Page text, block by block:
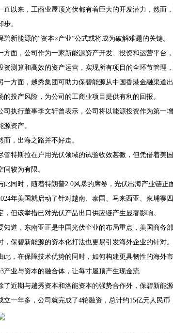
直以来，工商业屋顶光伏都有着巨大的开发潜力，然而
步。
碧新能源的“资本×产业”公式或将成为破解难题的关键。
方面，公司作为一家新能源资产开发、投资和运营平台
资测算和高效的资产运营，实现所有项目的全环节管理
一方面，越秀集团可助力保碧能源从中国香港金融渠道
的投产风险，为公司的工商业项目提供有利的回报。
司执行董事李文轩曾表示，公司将以能源投资作为第一
源资产。
而，出海之路并不好走。
管特斯拉在户用光伏领域的试验收效甚微，但凭借着美
间较为有限。
此同时，随着特朗普2.0风暴的席卷，光伏出海产业链正
年美国就启动了针对越南、泰国、马来西亚、柬埔寨
，但该举措已对光伏产品出口供应链产生显著影响。
知道，东南亚正是中国光伏企业的布局重点，美国商务
，保碧新能源的资本化打法也更易引发海外企业的针对。
此，在保障技术优势的同时，如何构建更具韧性的海外
产业与资本的融合体，让每寸屋顶产生现金流
了近期与越秀资本和洛能资本的强势合作外，保碧新能
立一年多，公司就完成了4轮融资，总计约15亿元人民